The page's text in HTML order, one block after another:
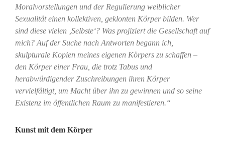
Moralvorstellungen und der Regulierung weiblicher
Sexualität einen kollektiven, geklonten Körper bilden. Wer
sind diese vielen ‚Selbste‘? Was projiziert die Gesellschaft auf
mich? Auf der Suche nach Antworten begann ich,
skulpturale Kopien meines eigenen Körpers zu schaffen –
den Körper einer Frau, die trotz Tabus und
herabwürdigender Zuschreibungen ihren Körper
vervielfältigt, um Macht über ihn zu gewinnen und so seine
Existenz im öffentlichen Raum zu manifestieren.“
Kunst mit dem Körper